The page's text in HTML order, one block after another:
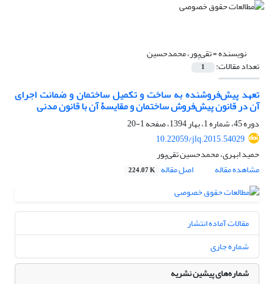
نویسنده =تقی‌پور، محمدحسین
تعداد مقالات: 1
تعهد پیش‌فروشنده به ساخت و تکمیل ساختمان و ضمانت اجرای
آن در قانون پیش‌فروش ساختمان و مقایسۀ آن با قانون مدنی
دوره 45، شماره 1، بهار 1394، صفحه
1-20
10.22059/jlq.2015.54029
حمید ابهری، محمدحسین تقی‌پور
مشاهده مقاله
اصل مقاله 224.07 K
مقالات آماده انتشار
شماره جاری
شماره‌های پیشین نشریه